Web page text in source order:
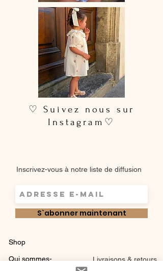
♡ Suivez nous sur
Instagram♡
Inscrivez-vous à notre liste de diffusion
S`abonner maintenant
Shop
Qui sommes- Livraisons & retours